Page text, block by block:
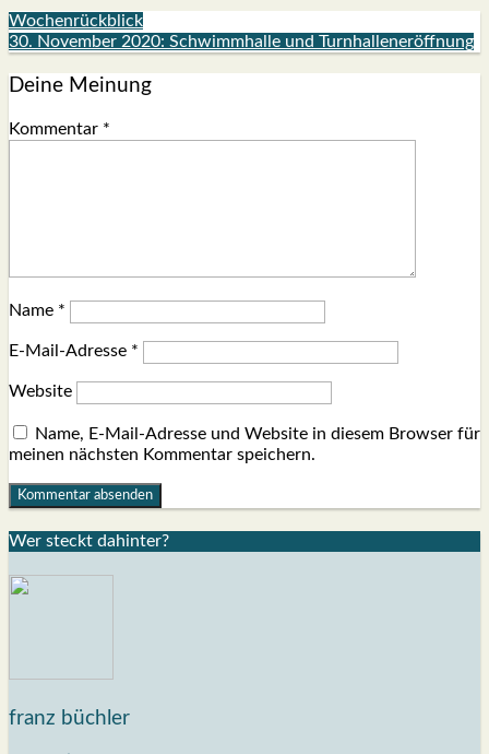
Wochenrückblick
30. November 2020: Schwimmhalle und Turnhalleneröffnung
Deine Meinung
Kommentar *
Name *
E-Mail-Adresse *
Website
Name, E-Mail-Adresse und Website in diesem Browser für
meinen nächsten Kommentar speichern.
Wer steckt dahin­ter?
franz büchler